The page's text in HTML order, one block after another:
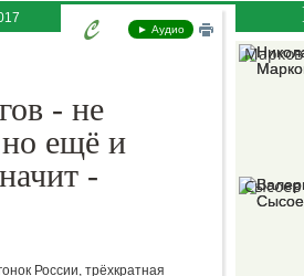
► Аудио
- не
но ещё и
-
России, трёхкратная
Марков
Сысоев